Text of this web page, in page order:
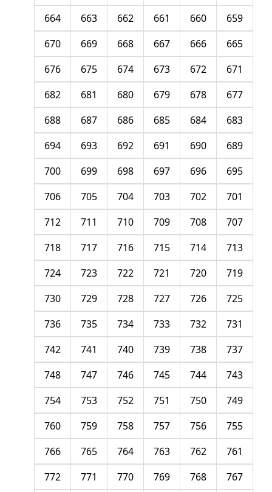
659
660
661
662
663
664
665
666
667
668
669
670
671
672
673
674
675
676
677
678
679
680
681
682
683
684
685
686
687
688
689
690
691
692
693
694
695
696
697
698
699
700
701
702
703
704
705
706
707
708
709
710
711
712
713
714
715
716
717
718
719
720
721
722
723
724
725
726
727
728
729
730
731
732
733
734
735
736
737
738
739
740
741
742
743
744
745
746
747
748
749
750
751
752
753
754
755
756
757
758
759
760
761
762
763
764
765
766
767
768
769
770
771
772